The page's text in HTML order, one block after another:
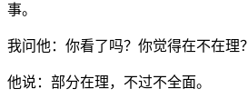
事。
我问他：你看了吗？你觉得在不在理？
他说：部分在理，不过不全面。